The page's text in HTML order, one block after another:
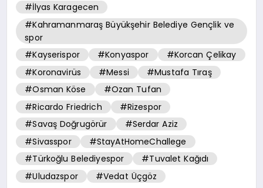
#İlyas Karagecen
#Kahramanmaraş Büyükşehir Belediye Gençlik ve
spor
#Kayserispor
#Konyaspor
#Korcan Çelikay
#Koronavirüs
#Messi
#Mustafa Tıraş
#Osman Köse
#Ozan Tufan
#Ricardo Friedrich
#Rizespor
#Savaş Doğrugörür
#Serdar Aziz
#Sivasspor
#StayAtHomeChallege
#Türkoğlu Belediyespor
#Tuvalet Kağıdı
#Uludazspor
#Vedat Üçgöz